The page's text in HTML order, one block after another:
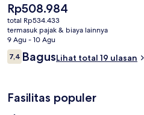
Harga
saat
ini
Rp508.984
Rp508.984
total Rp534.433
termasuk pajak & biaya lainnya
9 Agu - 10 Agu
Ulasan
7,47,4 dari 10
BagusLihat total 19 ulasan
Fasilitas populer